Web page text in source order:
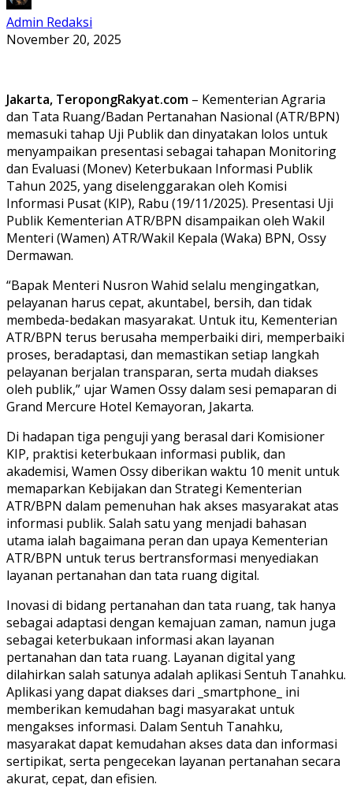
Admin Redaksi
November 20, 2025
Jakarta, TeropongRakyat.com – Kementerian Agraria
dan Tata Ruang/Badan Pertanahan Nasional (ATR/BPN)
memasuki tahap Uji Publik dan dinyatakan lolos untuk
menyampaikan presentasi sebagai tahapan Monitoring
dan Evaluasi (Monev) Keterbukaan Informasi Publik
Tahun 2025, yang diselenggarakan oleh Komisi
Informasi Pusat (KIP), Rabu (19/11/2025). Presentasi Uji
Publik Kementerian ATR/BPN disampaikan oleh Wakil
Menteri (Wamen) ATR/Wakil Kepala (Waka) BPN, Ossy
Dermawan.
“Bapak Menteri Nusron Wahid selalu mengingatkan,
pelayanan harus cepat, akuntabel, bersih, dan tidak
membeda-bedakan masyarakat. Untuk itu, Kementerian
ATR/BPN terus berusaha memperbaiki diri, memperbaiki
proses, beradaptasi, dan memastikan setiap langkah
pelayanan berjalan transparan, serta mudah diakses
oleh publik,” ujar Wamen Ossy dalam sesi pemaparan di
Grand Mercure Hotel Kemayoran, Jakarta.
Di hadapan tiga penguji yang berasal dari Komisioner
KIP, praktisi keterbukaan informasi publik, dan
akademisi, Wamen Ossy diberikan waktu 10 menit untuk
memaparkan Kebijakan dan Strategi Kementerian
ATR/BPN dalam pemenuhan hak akses masyarakat atas
informasi publik. Salah satu yang menjadi bahasan
utama ialah bagaimana peran dan upaya Kementerian
ATR/BPN untuk terus bertransformasi menyediakan
layanan pertanahan dan tata ruang digital.
Inovasi di bidang pertanahan dan tata ruang, tak hanya
sebagai adaptasi dengan kemajuan zaman, namun juga
sebagai keterbukaan informasi akan layanan
pertanahan dan tata ruang. Layanan digital yang
dilahirkan salah satunya adalah aplikasi Sentuh Tanahku.
Aplikasi yang dapat diakses dari _smartphone_ ini
memberikan kemudahan bagi masyarakat untuk
mengakses informasi. Dalam Sentuh Tanahku,
masyarakat dapat kemudahan akses data dan informasi
sertipikat, serta pengecekan layanan pertanahan secara
akurat, cepat, dan efisien.